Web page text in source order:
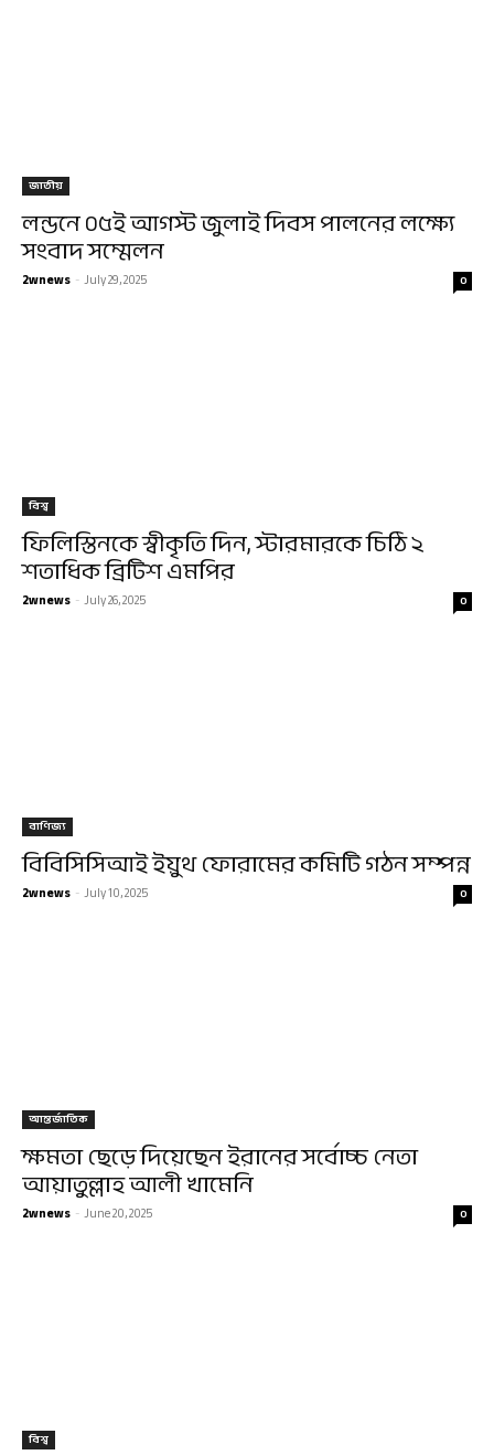
জাতীয়
লন্ডনে ০৫ই আগস্ট জুলাই দিবস পালনের লক্ষ্যে
সংবাদ সম্মেলন
2wnews -July 29, 2025 0
বিশ্ব
ফিলিস্তিনকে স্বীকৃতি দিন, স্টারমারকে চিঠি ২
শতাধিক ব্রিটিশ এমপির
2wnews -July 26, 2025 0
বাণিজ্য
বিবিসিসিআই ইয়ুথ ফোরামের কমিটি গঠন সম্পন্ন
2wnews -July 10, 2025 0
আন্তর্জাতিক
ক্ষমতা ছেড়ে দিয়েছেন ইরানের সর্বোচ্চ নেতা
আয়াতুল্লাহ আলী খামেনি
2wnews -June 20, 2025 0
বিশ্ব